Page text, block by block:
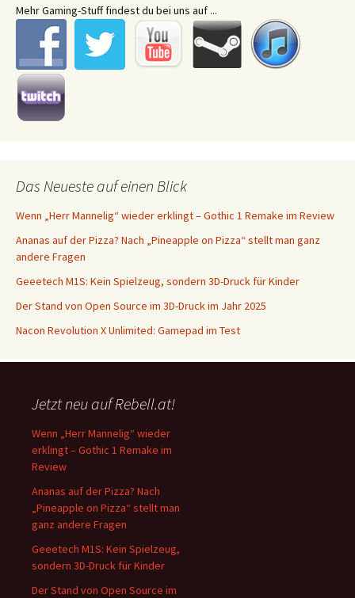
Mehr Gaming-Stuff findest du bei uns auf ...
Das Neueste auf einen Blick
Wenn „Herr Mannelig“ wieder erklingt – Gothic 1 Remake im Review
Ananas auf der Pizza? Nach „Pineapple on Pizza“ stellt man ganz
andere Fragen
Geeetech M1S: Kein Spielzeug, sondern 3D-Druck für Kinder
Der Stand von Open Source im 3D-Druck im Jahr 2025
Nacon Revolution X Unlimited: Gamepad im Test
Jetzt neu auf Rebell.at!
Wenn „Herr Mannelig“ wieder
erklingt – Gothic 1 Remake im
Review
Ananas auf der Pizza? Nach
„Pineapple on Pizza“ stellt man
ganz andere Fragen
Geeetech M1S: Kein Spielzeug,
sondern 3D-Druck für Kinder
Der Stand von Open Source im